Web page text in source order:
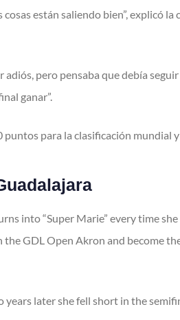
están saliendo bien”, explicó
pero pensaba que debía
ganar”.
para la clasificación mundial
into “Super Marie” every time
GDL Open Akron and become
later she fell short in the